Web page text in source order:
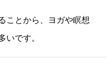
ことから、ヨガや瞑想
いです。